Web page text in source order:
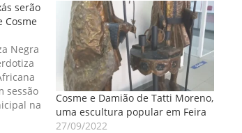
serão
Cosme
Negra
sessão
na
a
Cosme e Damião de Tatti Moreno,
uma escultura popular em Feira
27/09/2022